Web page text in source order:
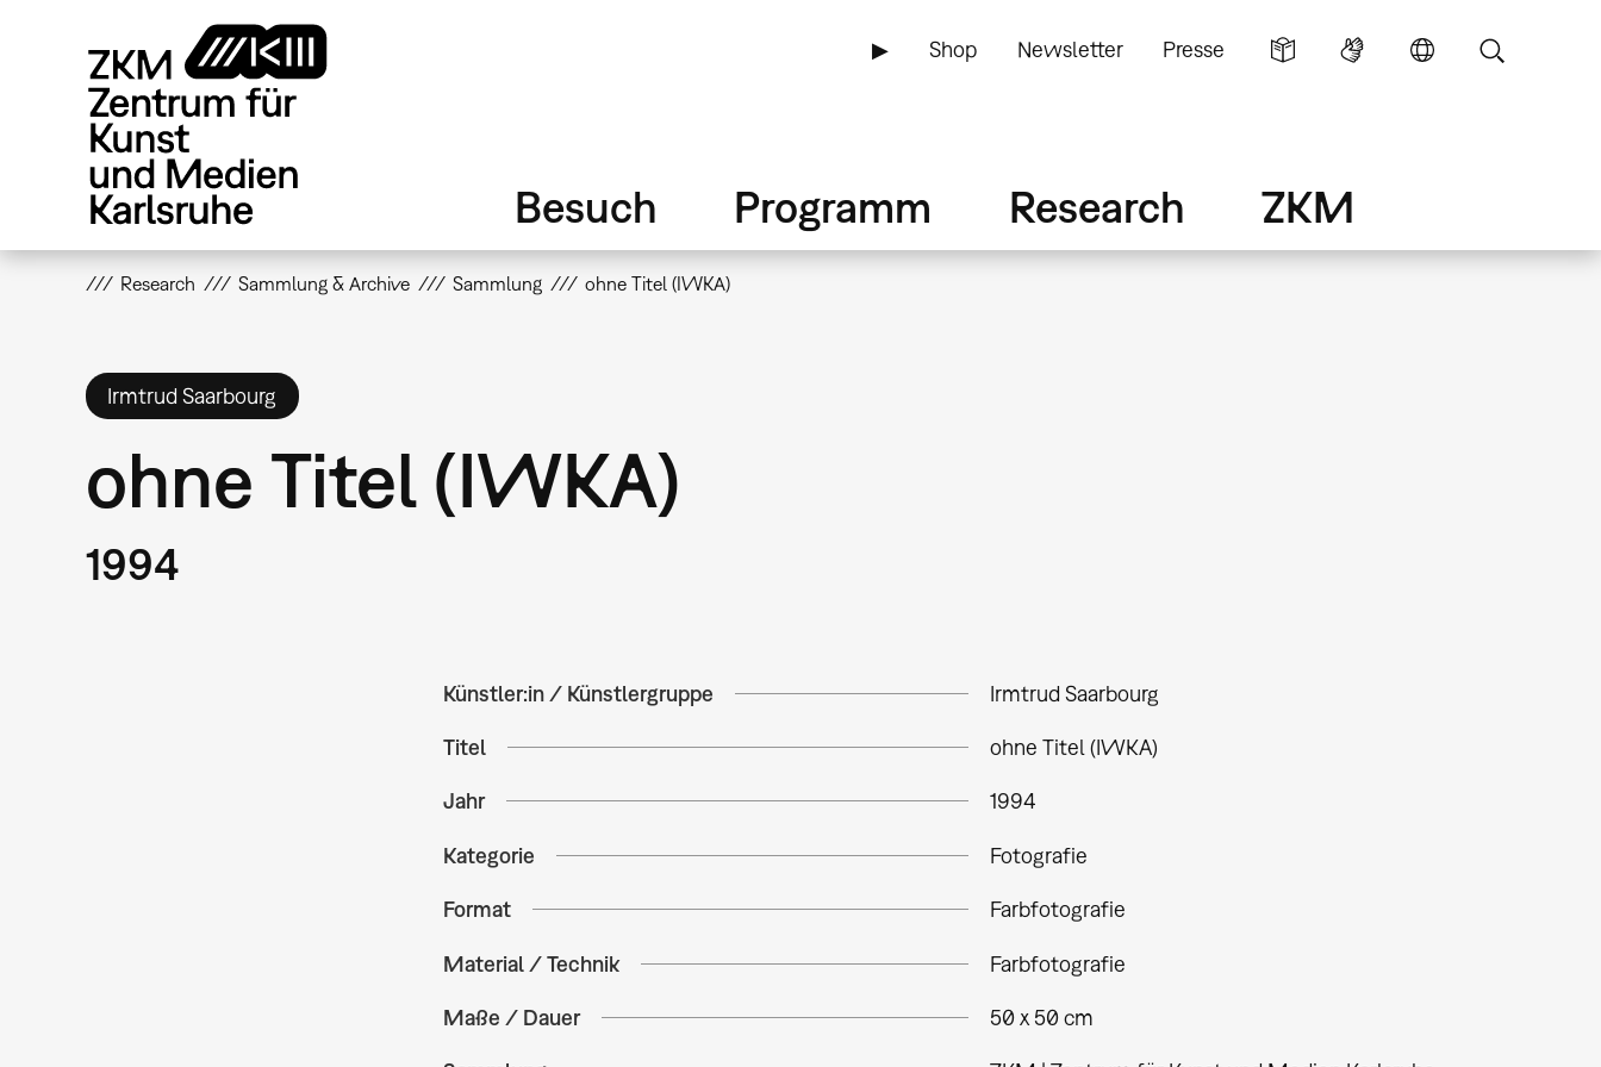
▶ Shop Newsletter Presse
Besuch Programm Research ZKM
Research Sammlung & Archive Sammlung ohne Titel (IWKA)
Irmtrud Saarbourg
ohne Titel (IWKA)
1994
Künstler:in / Künstlergruppe Irmtrud Saarbourg
Titel ohne Titel (IWKA)
Jahr 1994
Kategorie Fotografie
Format Farbfotografie
Material / Technik Farbfotografie
Maße / Dauer 50 x 50 cm